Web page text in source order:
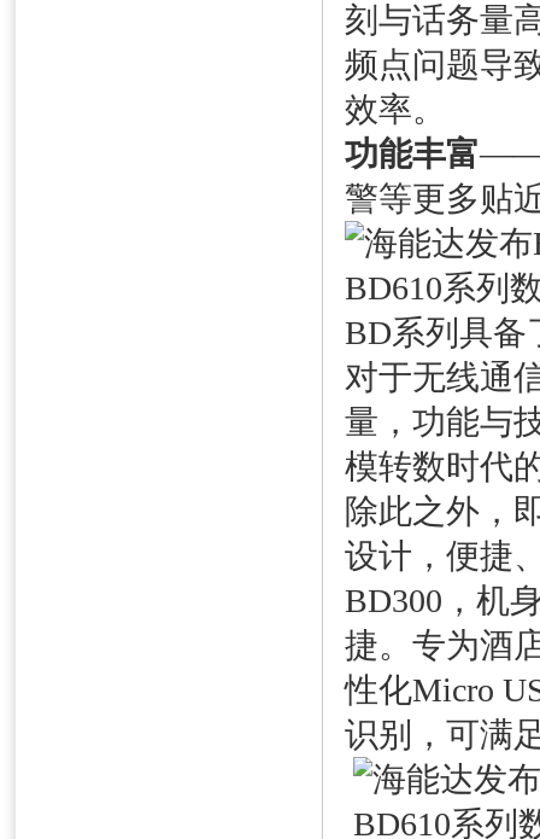
刻与话务量
频点问题导
效率。
功能丰富——
警等更多贴
BD系列具备
对于无线通
量，功能与
模转数时代
除此之外，
设计，便捷
BD300，机
捷。专为酒
性化Micro
识别，可满